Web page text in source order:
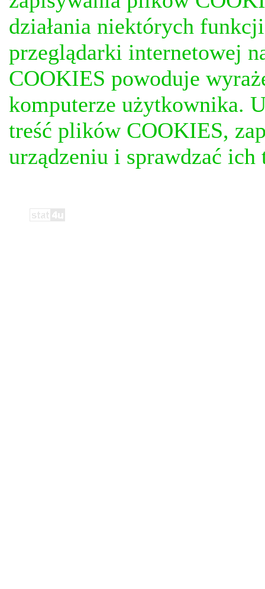
działania niektórych
przeglądarki internetowej
COOKIES powoduje
komputerze użytkownika.
treść plików COOKIES,
urządzeniu i sprawdzać ich